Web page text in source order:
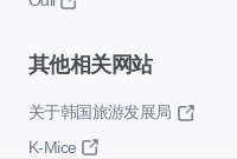
其他相关网站
关于韩国旅游发展局
K-Mice